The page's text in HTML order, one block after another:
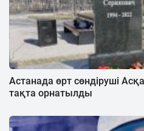
Астанада өрт сөндіруші
тақта орнатылды